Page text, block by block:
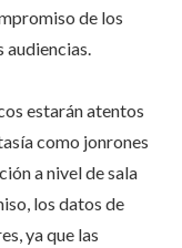
de los
audiencias.
estarán atentos
como jonrones
a nivel de sala
los datos de
ya que las